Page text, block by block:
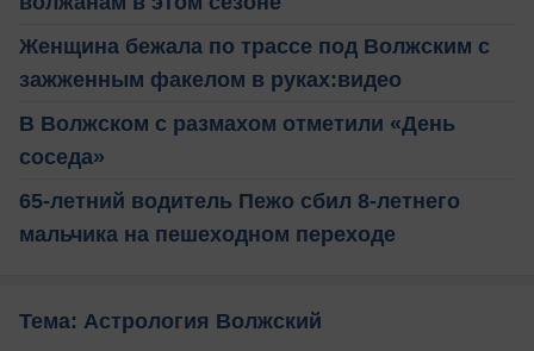
Женщина бежала по трассе под Волжским с
зажженным факелом в руках:видео
В Волжском с размахом отметили «День
соседа»
65-летний водитель Пежо сбил 8-летнего
мальчика на пешеходном переходе
Тема: Астрология Волжский